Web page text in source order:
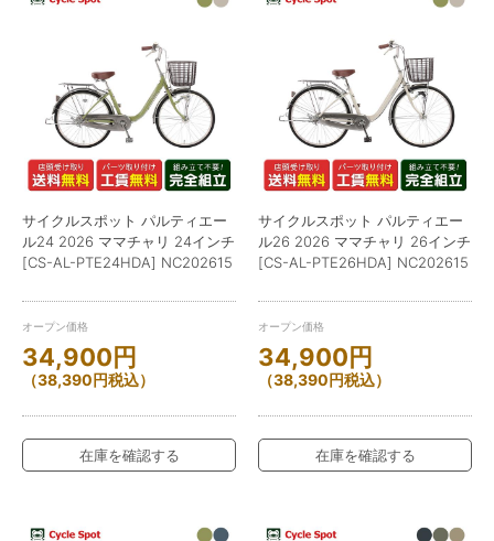
サイクルスポット パルティエー
ル24 2026 ママチャリ 24インチ
[CS-AL-PTE24HDA] NC202615
オープン価格
34,900円
（38,390円税込）
在庫を確認する
サイクルスポット パルティエー
ル26 2026 ママチャリ 26インチ
[CS-AL-PTE26HDA] NC202615
オープン価格
34,900円
（38,390円税込）
在庫を確認する